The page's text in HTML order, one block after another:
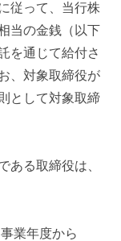
従って、当行株
当の金銭（以下
を通じて給付さ
、対象取締役が
として対象取締
る取締役は、
業年度から